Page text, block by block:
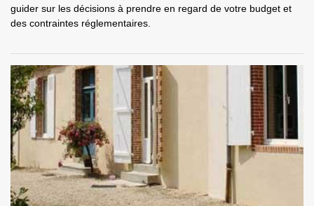
guider sur les décisions à prendre en regard de votre budget et
des contraintes réglementaires.